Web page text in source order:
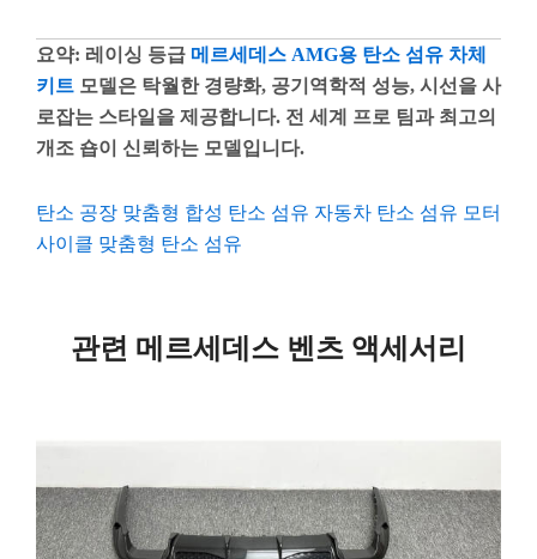
요약: 레이싱 등급 메르세데스 AMG용 탄소 섬유 차체
키트 모델은 탁월한 경량화, 공기역학적 성능, 시선을 사
로잡는 스타일을 제공합니다. 전 세계 프로 팀과 최고의
개조 숍이 신뢰하는 모델입니다.
탄소 공장 맞춤형 합성 탄소 섬유 자동차 탄소 섬유 모터
사이클 맞춤형 탄소 섬유
관련 메르세데스 벤츠 액세서리